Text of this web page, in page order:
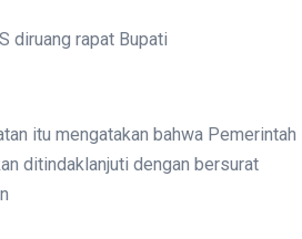
diruang rapat Bupati
itu mengatakan bahwa Pemerintah
ditindaklanjuti dengan bersurat